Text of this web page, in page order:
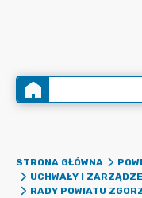
STRONA GŁÓWNA
UCHWAŁY I
RADY POWIATU